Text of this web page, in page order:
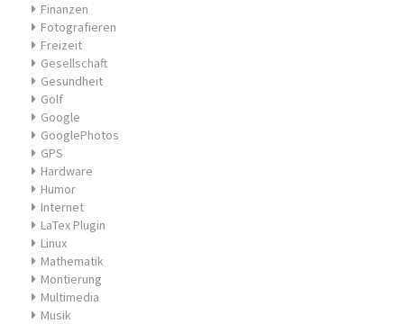
Finanzen
Fotografieren
Freizeit
Gesellschaft
Gesundheit
Golf
Google
GooglePhotos
GPS
Hardware
Humor
Internet
LaTex Plugin
Linux
Mathematik
Montierung
Multimedia
Musik